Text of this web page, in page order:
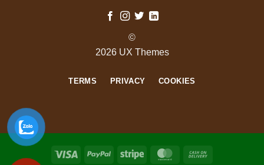
©
2026 UX Themes
TERMS PRIVACY COOKIES
Visa PayPal Stripe MasterCard